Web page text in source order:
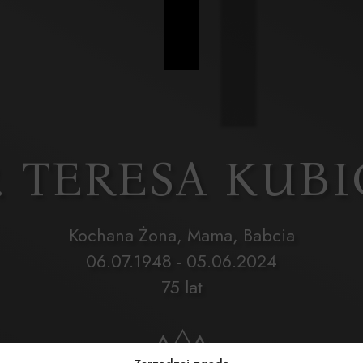
TERESA
Kochana Żona, Mama, Babcia
06.07.1948 - 05.06.2024
75 lat